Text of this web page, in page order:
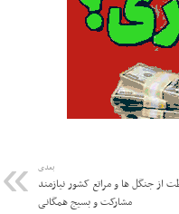
بعدی
از جنگل ها و مراتع کشور نیازمند
مشارکت و بسیج همگانی